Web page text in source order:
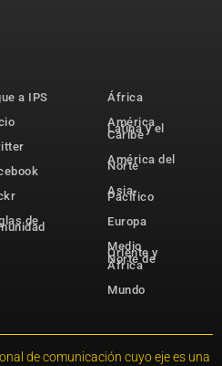
a IPS
de
África
América
Latina y el
Caribe
América del
Norte
Asia-
Pacífico
Europa
Medio
Oriente y
Norte de
África
Mundo
de comunicación cuyo eje es una